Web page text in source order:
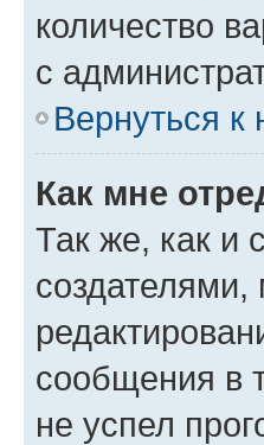
количество
с
Вернуться к
Как мне
Так же, как и
сообщения в
не успел